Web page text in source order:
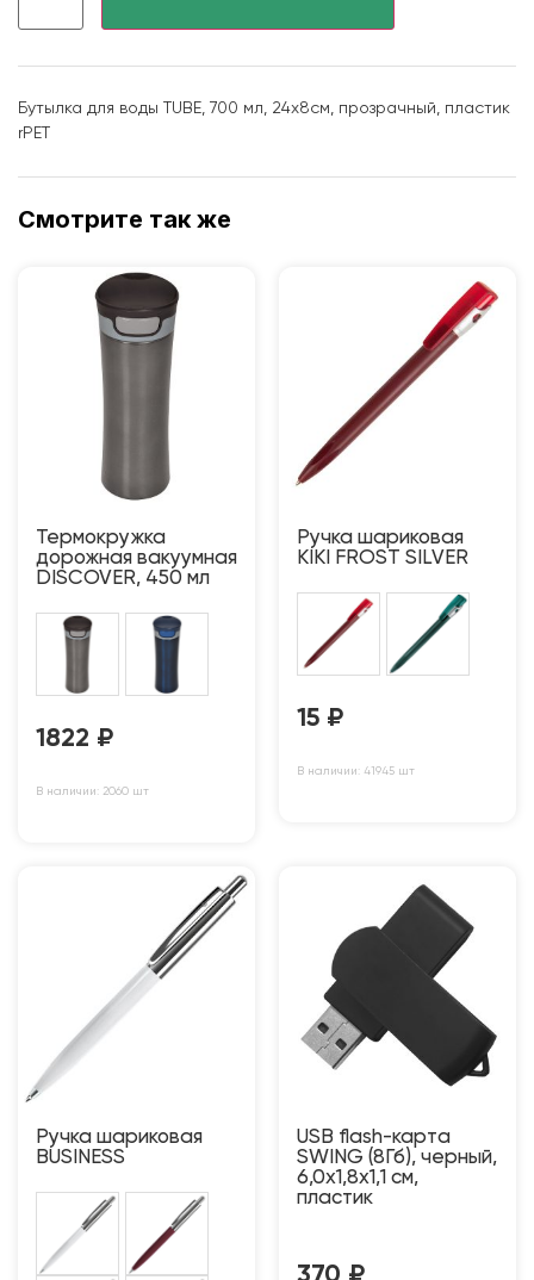
Бутылка для воды TUBE, 700 мл, 24х8см, прозрачный, пластик
rPET
Смотрите так же
Термокружка
дорожная вакуумная
DISCOVER, 450 мл
1822 ₽
В наличии: 2060 шт
Ручка шариковая
KIKI FROST SILVER
15 ₽
В наличии: 41945 шт
Ручка шариковая
BUSINESS
USB flash-карта
SWING (8Гб), черный,
6,0х1,8х1,1 см,
пластик